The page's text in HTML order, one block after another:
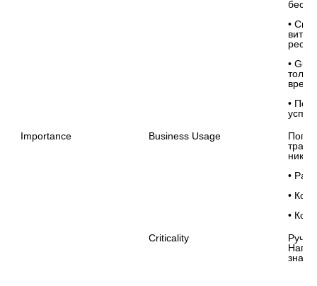
•
•
•
Importance
Business Usage
•
•
Criticality